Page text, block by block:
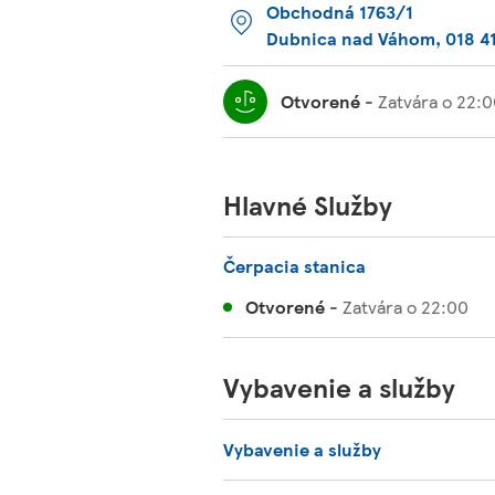
Obchodná 1763/1
Dubnica nad Váhom, 018
Otvorené - Zatvára o
Hlavné Služby
Čerpacia stanica
Otvorené - Zatvára o 22:00
Vybavenie a služby
Vybavenie a služby